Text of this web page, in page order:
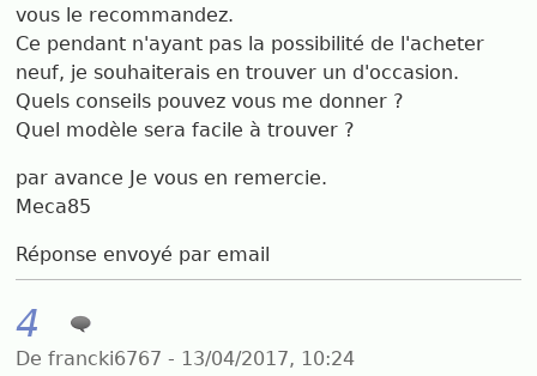
vous le recommandez.
Ce pendant n'ayant pas la possibilité de l'acheter
neuf, je souhaiterais en trouver un d'occasion.
Quels conseils pouvez vous me donner ?
Quel modèle sera facile à trouver ?
par avance Je vous en remercie.
Meca85
Réponse envoyé par email
4
De francki6767 - 13/04/2017, 10:24